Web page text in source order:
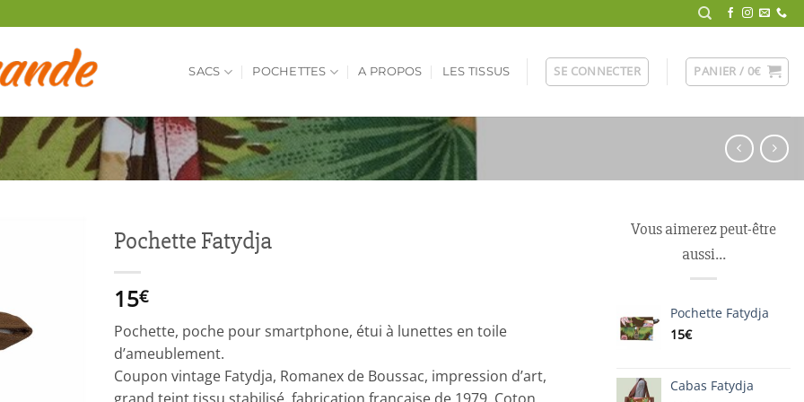
SACS POCHETTES A PROPOS LES TISSUS SE CONNECTER PANIER / 0€
Pochette Fatydja
15€
Pochette, poche pour smartphone, étui à lunettes en toile
d’ameublement.
Coupon vintage Fatydja, Romanex de Boussac, impression d’art,
Vous aimerez peut-être
aussi…
Pochette Fatydja
15€
Cabas Fatydja